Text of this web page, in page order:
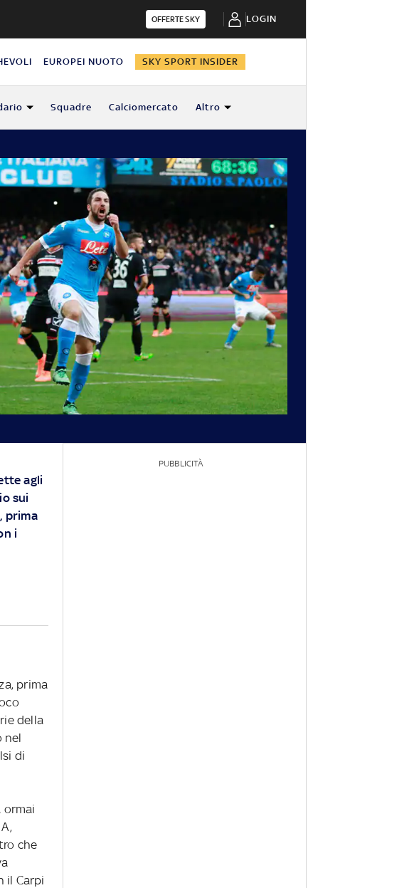
OFFERTE SKY LOGIN
EUROPEI NUOTO SKY SPORT INSIDER
Squadre Calciomercato Altro
agli
sui
prima
i
prima
della
nel
di
ormai
che
il Carpi
PUBBLICITÀ